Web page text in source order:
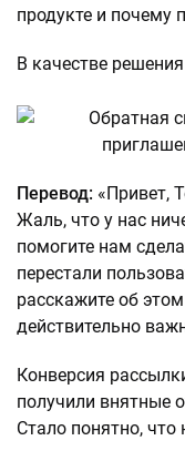
продукте и почему
В качестве
Перевод: «Привет,
Жаль, что у нас
помогите нам
перестали
расскажите об
действительно
Конверсия
получили внятные
Стало понятно, что